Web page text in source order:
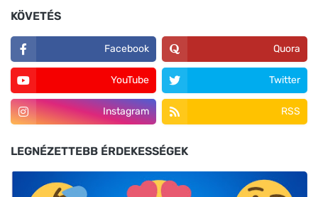
KÖVETÉS
Facebook Quora
YouTube Twitter
Instagram RSS
LEGNÉZETTEBB ÉRDEKESSÉGEK